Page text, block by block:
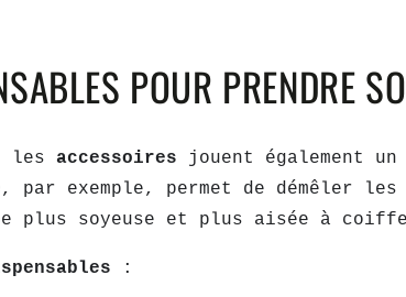
POUR PRENDRE
les accessoires jouent également
, par exemple, permet de démêler
plus soyeuse et plus aisée à
: